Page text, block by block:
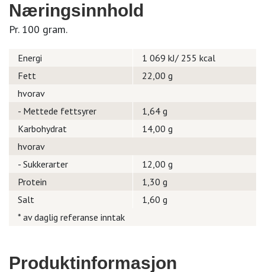
Næringsinnhold
Pr. 100 gram.
Energi
1 069 kJ/ 255 kcal
Fett
22,00 g
hvorav
- Mettede fettsyrer
1,64 g
Karbohydrat
14,00 g
hvorav
- Sukkerarter
12,00 g
Protein
1,30 g
Salt
1,60 g
* av daglig referanse inntak
Produktinformasjon